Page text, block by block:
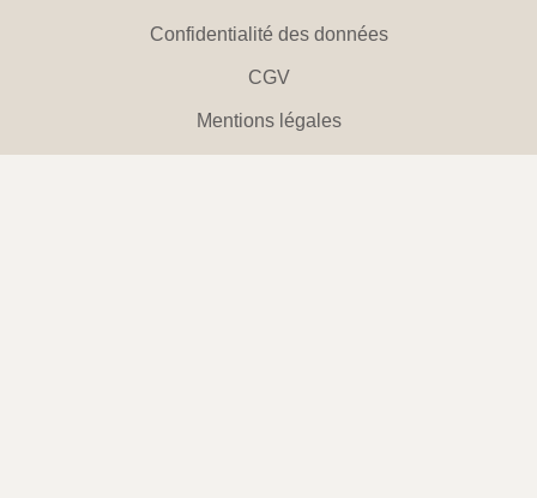
Confidentialité des données
CGV
Mentions légales